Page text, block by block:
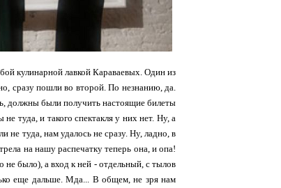
кулинарной лавкой Караваевых. Один из
сразу пошли во второй. По незнанию, да.
должны были получить настоящие билеты
туда, и такого спектакля у них нет. Ну, а
не туда, нам удалось не сразу. Ну, ладно, в
на нашу распечатку теперь она, и опа!
не было), а вход к ней - отдельный, с тылов
еще дальше. Мда... В общем, не зря нам